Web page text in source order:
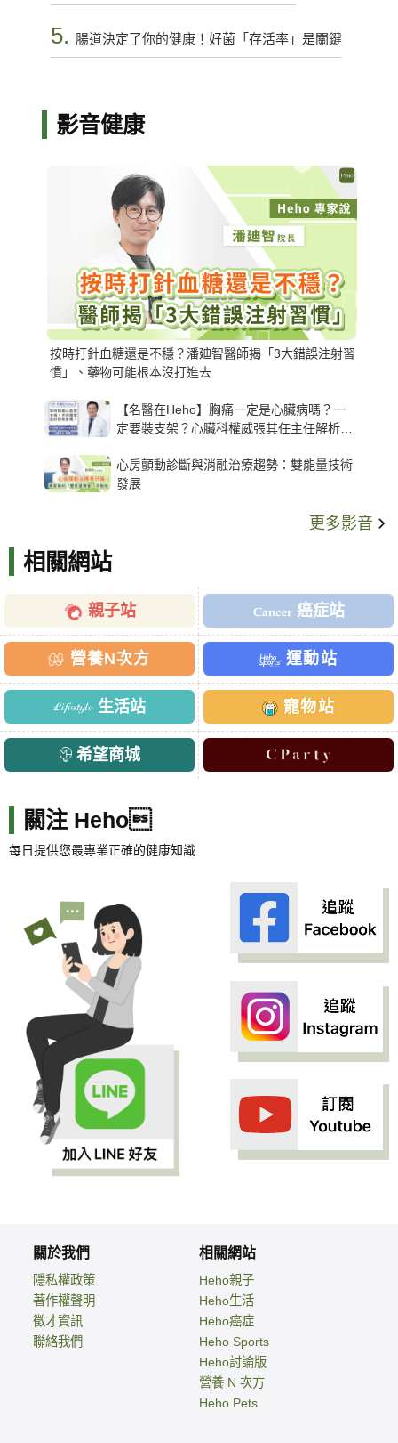
5. 腸道決定了你的健康！好菌「存活率」是關鍵
影音健康
按時打針血糖還是不穩？潘廸智醫師揭「3大錯誤注射習
慣」、藥物可能根本沒打進去
【名醫在Heho】胸痛一定是心臟病嗎？一
定要裝支架？心臟科權威張其任主任解析支
心房顫動診斷與消融治療趨勢：雙能量技術
發展
更多影音
相關網站
親子站 癌症站
營養N次方 運動站
生活站 寵物站
希望商城
關注 Heho
每日提供您最專業正確的健康知識
關於我們
隱私權政策
著作權聲明
徵才資訊
聯絡我們
相關網站
Heho親子
Heho生活
Heho癌症
Heho Sports
Heho討論版
營養 N 次方
Heho Pets